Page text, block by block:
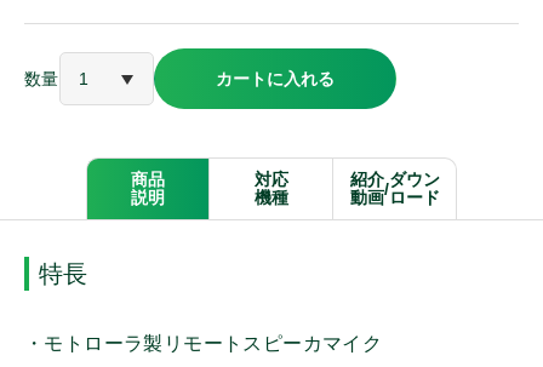
数量 カートに入れる
商品
説明
対応
機種
紹介
動画/ダウン
ロード
特長
・モトローラ製リモートスピーカマイク
アルインコ
ケンウッド
パナソニック
オンザウェイ